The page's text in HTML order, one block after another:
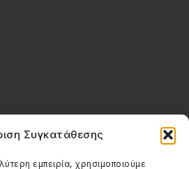
Συγκατάθεσης
εμπειρία, χρησιμοποιούμε